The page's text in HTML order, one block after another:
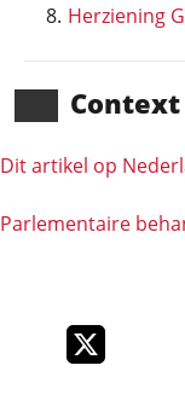
Herziening
Context
Dit artikel op
Parlementaire
Deel dit item